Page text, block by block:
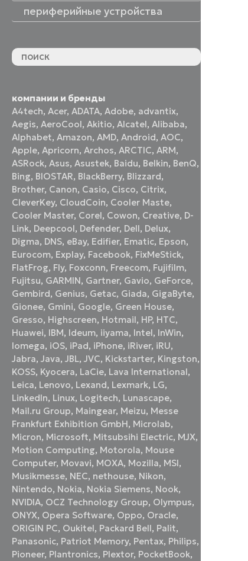
периферийные устройства
компании и бренды
A4tech,Acer,ADATA,Adobe, advantix,
Aegis,AeroCool,Akitio,Alcatel,Alibaba,
Alphabet,Amazon,AMD,Android,AOC,
Apple,Apricorn,Archos,ARCTIC,ARM,
ASRock,Asus,Asustek, Baidu, Belkin, BenQ,
Bing, BIOSTAR, BlackBerry, Blizzard,
Brother, Canon, Casio, Cisco, Citrix,
CleverKey, CloudCoin, Cooler Maste,
Cooler Master, Corel, Cowon, Creative, D-
Link, Deepcool, Defender, Dell, Delux,
Digma, DNS, eBay, Edifier, Ematic, Epson,
Eurocom, Explay, Facebook, FixMeStick,
FlatFrog, Fly, Foxconn, Freecom, Fujifilm,
Fujitsu, GARMIN, Gartner, Gavio, GeForce,
Gembird, Genius, Getac, Giada, GigaByte,
Gionee, Gmini, Google, Green House,
Gresso, Highscreen, Hotmail, HP, HTC,
Huawei, IBM, Ideum, iiyama, Intel, InWin,
Iomega, iOS, iPad, iPhone, iRiver, iRU,
Jabra,Java,JBL,JVC, Kickstarter, Kingston,
KOSS, Kyocera, LaCie, Lava International,
Leica, Lenovo, Lexand, Lexmark, LG,
LinkedIn, Linux, Logitech, Lunascape,
Mail.ru Group, Maingear, Meizu, Messe
Frankfurt Exhibition GmbH, Microlab,
Micron, Microsoft, Mitsubsihi Electric, MJX,
Motion Computing, Motorola, Mouse
Computer, Movavi, MOXA, Mozilla, MSI,
Musikmesse, NEC, nethouse, Nikon,
Nintendo, Nokia, Nokia Siemens, Nook,
NVIDIA, OCZ Technology Group, Olympus,
ONYX, Opera Software, Oppo, Oracle,
ORIGIN PC, Oukitel, Packard Bell, Palit,
Panasonic, Patriot Memory, Pentax, Philips,
Pioneer, Plantronics, Plextor, PocketBook,